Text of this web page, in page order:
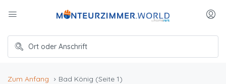
Zum Anfang Bad König (Seite 1)